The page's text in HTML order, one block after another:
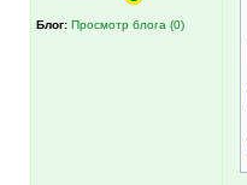
Блог: Просмотр блога (0)